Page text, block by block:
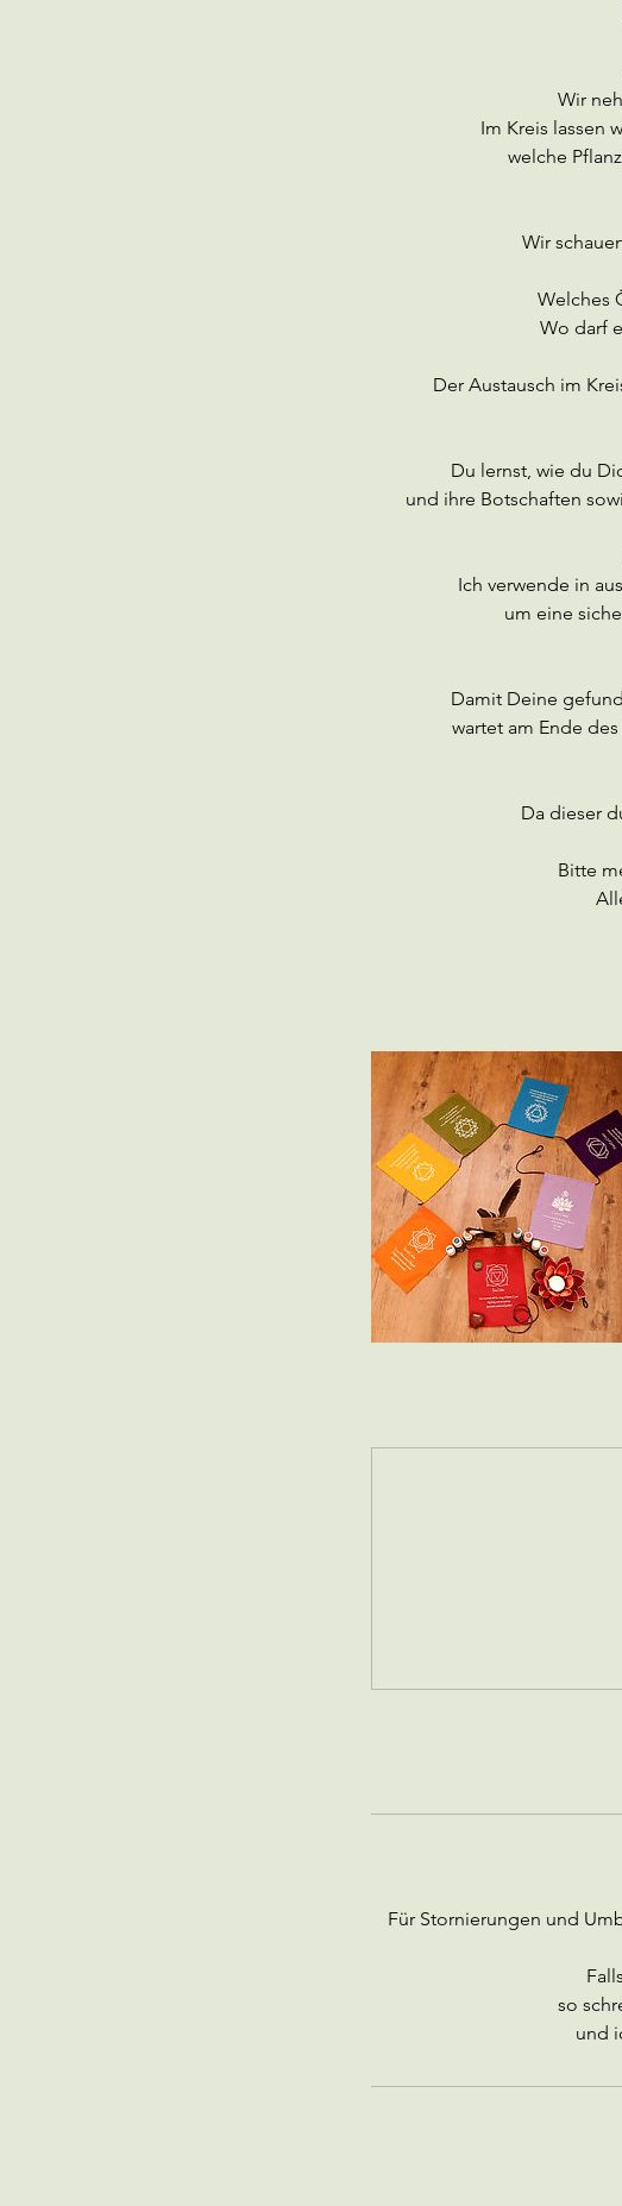
Wir
Im Kreis lassen
welche
Wir
Welches
Wo darf
Der Austausch im
Du lernst, wie du
und ihre Botschaften
Ich verwende in
um eine
Damit Deine
wartet am Ende
Da dieser
Bitte
Für Stornierungen und
so
und